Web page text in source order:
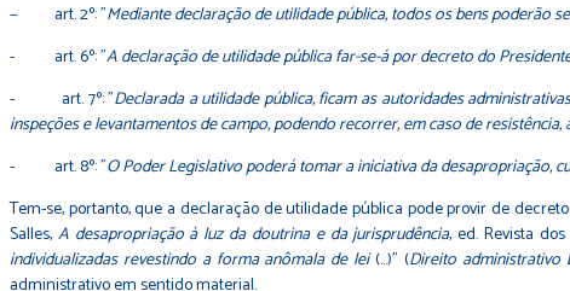
− art. 2º: "Mediante declaração de utilidade pública, todos os bens poderão
- art. 6º: "A declaração de utilidade pública far-se-á por decreto do
- art. 7º: "Declarada a utilidade pública, ficam as autoridades
inspeções e levantamentos de campo, podendo recorrer, em caso de
- art. 8º: "O Poder Legislativo poderá tomar a iniciativa da desapropriação,
Tem-se, portanto, que a declaração de utilidade pública pode provir de
Salles, A desapropriação à luz da doutrina e da jurisprudência, ed. Revista
individualizadas revestindo a forma anômala de lei(…)" (Direito administrativo